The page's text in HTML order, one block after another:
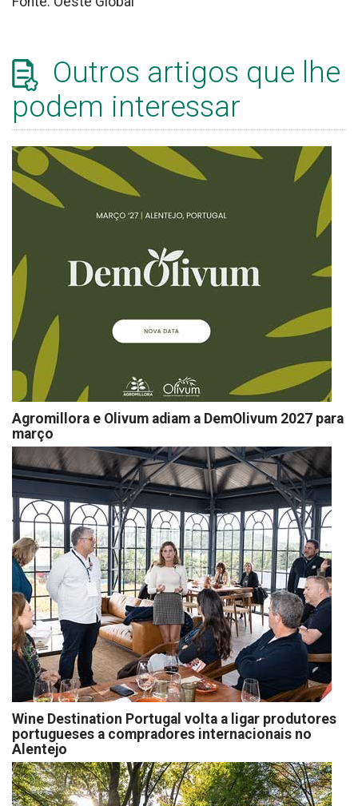
Outros artigos que lhe
podem interessar
Agromillora e Olivum adiam a DemOlivum 2027 para
março
Wine Destination Portugal volta a ligar produtores
portugueses a compradores internacionais no
Alentejo